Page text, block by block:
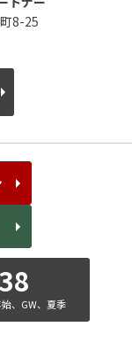
町8-25
、GW、夏季